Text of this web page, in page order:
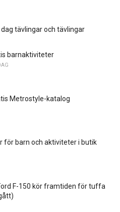
tävlingar och tävlingar
barnaktiviteter
Metrostyle-katalog
för barn och aktiviteter i butik
F-150 kör framtiden för tuffa